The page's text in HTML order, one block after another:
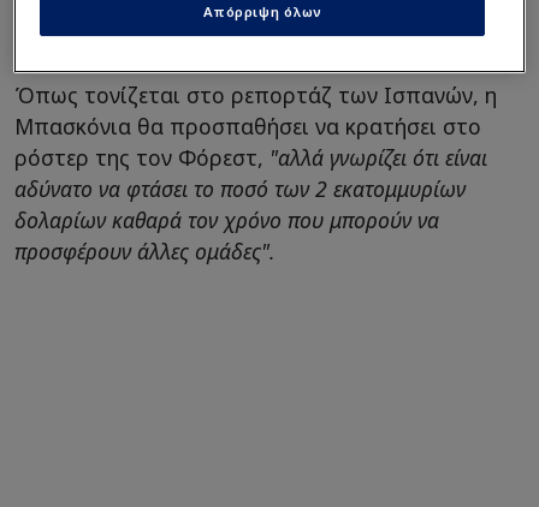
Όπως τονίζεται στο ρεπορτάζ των Ισπανών, η
Μπασκόνια θα προσπαθήσει να κρατήσει στο
ρόστερ της τον Φόρεστ, "αλλά γνωρίζει ότι είναι
αδύνατο να φτάσει το ποσό των 2 εκατομμυρίων
δολαρίων καθαρά τον χρόνο που μπορούν να
προσφέρουν άλλες ομάδες".
Απόρριψη όλων